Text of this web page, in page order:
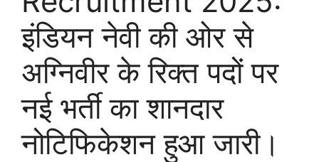
इंडियन नेवी की ओर से
अग्निवीर के रिक्त पदों पर
नई भर्ती का शानदार
नोटिफिकेशन हुआ जारी।